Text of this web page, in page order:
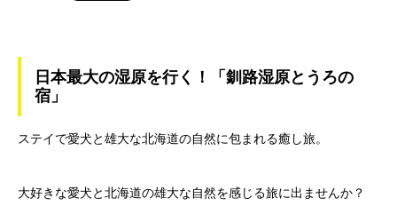
日本最大の湿原を行く！「釧路湿原とうろの
宿」
ステイで愛犬と雄大な北海道の自然に包まれる癒し旅。
大好きな愛犬と北海道の雄大な自然を感じる旅に出ませんか？